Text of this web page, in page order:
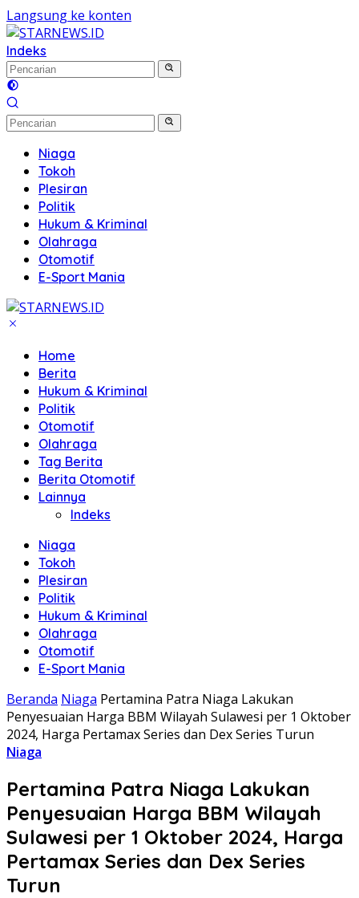
Langsung ke konten
Indeks
Niaga
Tokoh
Plesiran
Politik
Hukum & Kriminal
Olahraga
Otomotif
E-Sport Mania
Home
Berita
Hukum & Kriminal
Politik
Otomotif
Olahraga
Tag Berita
Berita Otomotif
Lainnya
Indeks
Niaga
Tokoh
Plesiran
Politik
Hukum & Kriminal
Olahraga
Otomotif
E-Sport Mania
Beranda Niaga Pertamina Patra Niaga Lakukan
Penyesuaian Harga BBM Wilayah Sulawesi per 1 Oktober
2024, Harga Pertamax Series dan Dex Series Turun
Niaga
Pertamina Patra Niaga Lakukan
Penyesuaian Harga BBM Wilayah
Sulawesi per 1 Oktober 2024, Harga
Pertamax Series dan Dex Series
Turun